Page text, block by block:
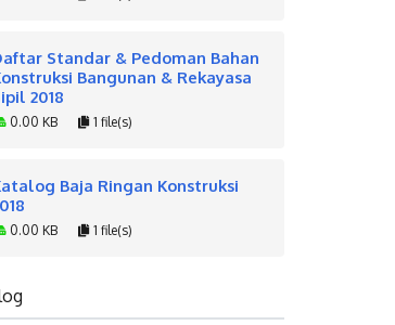
Standar & Pedoman Bahan
Bangunan & Rekayasa
2018
0.00 KB 1 file(s)
Baja Ringan Konstruksi
0.00 KB 1 file(s)